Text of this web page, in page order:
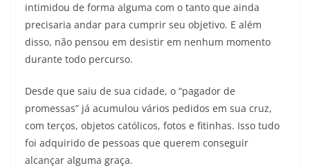
intimidou de forma alguma com o tanto que ainda
precisaria andar para cumprir seu objetivo. E além
disso, não pensou em desistir em nenhum momento
durante todo percurso.
Desde que saiu de sua cidade, o “pagador de
promessas” já acumulou vários pedidos em sua cruz,
com terços, objetos católicos, fotos e fitinhas. Isso tudo
foi adquirido de pessoas que querem conseguir
alcançar alguma graça.